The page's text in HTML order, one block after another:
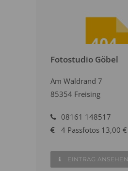
Fotostudio Göbel
Am Waldrand 7
85354 Freising
08161 148517
4 Passfotos 13,00 €
EINTRAG ANSEHEN